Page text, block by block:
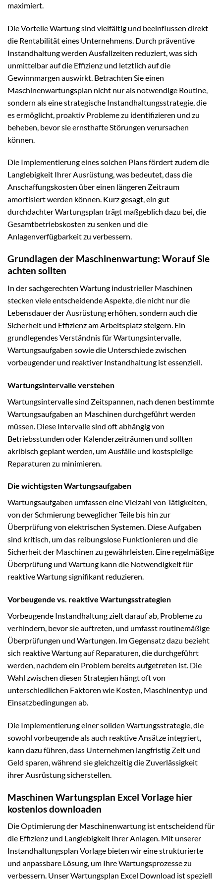
maximiert.
Die Vorteile Wartung sind vielfältig und beeinflussen direkt
die Rentabilität eines Unternehmens. Durch präventive
Instandhaltung werden Ausfallzeiten reduziert, was sich
unmittelbar auf die Effizienz und letztlich auf die
Gewinnmargen auswirkt. Betrachten Sie einen
Maschinenwartungsplan nicht nur als notwendige Routine,
sondern als eine strategische Instandhaltungsstrategie, die
es ermöglicht, proaktiv Probleme zu identifizieren und zu
beheben, bevor sie ernsthafte Störungen verursachen
können.
Die Implementierung eines solchen Plans fördert zudem die
Langlebigkeit Ihrer Ausrüstung, was bedeutet, dass die
Anschaffungskosten über einen längeren Zeitraum
amortisiert werden können. Kurz gesagt, ein gut
durchdachter Wartungsplan trägt maßgeblich dazu bei, die
Gesamtbetriebskosten zu senken und die
Anlagenverfügbarkeit zu verbessern.
Grundlagen der Maschinenwartung: Worauf Sie
achten sollten
In der sachgerechten Wartung industrieller Maschinen
stecken viele entscheidende Aspekte, die nicht nur die
Lebensdauer der Ausrüstung erhöhen, sondern auch die
Sicherheit und Effizienz am Arbeitsplatz steigern. Ein
grundlegendes Verständnis für Wartungsintervalle,
Wartungsaufgaben sowie die Unterschiede zwischen
vorbeugender und reaktiver Instandhaltung ist essenziell.
Wartungsintervalle verstehen
Wartungsintervalle sind Zeitspannen, nach denen bestimmte
Wartungsaufgaben an Maschinen durchgeführt werden
müssen. Diese Intervalle sind oft abhängig von
Betriebsstunden oder Kalenderzeiträumen und sollten
akribisch geplant werden, um Ausfälle und kostspielige
Reparaturen zu minimieren.
Die wichtigsten Wartungsaufgaben
Wartungsaufgaben umfassen eine Vielzahl von Tätigkeiten,
von der Schmierung beweglicher Teile bis hin zur
Überprüfung von elektrischen Systemen. Diese Aufgaben
sind kritisch, um das reibungslose Funktionieren und die
Sicherheit der Maschinen zu gewährleisten. Eine regelmäßige
Überprüfung und Wartung kann die Notwendigkeit für
reaktive Wartung signifikant reduzieren.
Vorbeugende vs. reaktive Wartungsstrategien
Vorbeugende Instandhaltung zielt darauf ab, Probleme zu
verhindern, bevor sie auftreten, und umfasst routinemäßige
Überprüfungen und Wartungen. Im Gegensatz dazu bezieht
sich reaktive Wartung auf Reparaturen, die durchgeführt
werden, nachdem ein Problem bereits aufgetreten ist. Die
Wahl zwischen diesen Strategien hängt oft von
unterschiedlichen Faktoren wie Kosten, Maschinentyp und
Einsatzbedingungen ab.
Die Implementierung einer soliden Wartungsstrategie, die
sowohl vorbeugende als auch reaktive Ansätze integriert,
kann dazu führen, dass Unternehmen langfristig Zeit und
Geld sparen, während sie gleichzeitig die Zuverlässigkeit
ihrer Ausrüstung sicherstellen.
Maschinen Wartungsplan Excel Vorlage hier
kostenlos downloaden
Die Optimierung der Maschinenwartung ist entscheidend für
die Effizienz und Langlebigkeit Ihrer Anlagen. Mit unserer
Instandhaltungsplan Vorlage bieten wir eine strukturierte
und anpassbare Lösung, um Ihre Wartungsprozesse zu
verbessern. Unser Wartungsplan Excel Download ist speziell